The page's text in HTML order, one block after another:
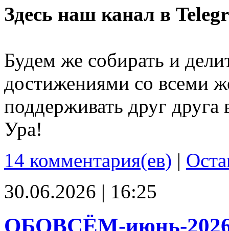
Здесь наш канал в
Будем же собирать и
достижениями со всеми
поддерживать друг
Ура!
14 комментария(ев) |
30.06.2026 | 16:25
ОБОВСЁМ-июнь-